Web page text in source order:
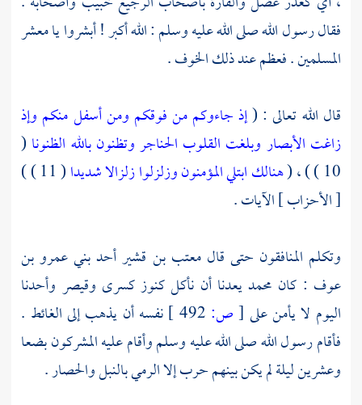
فقال رسول الله صلى الله عليه وسلم : الله أكبر ! أبشروا يا معشر
المسلمين . فعظم عند ذلك الخوف .
قال الله تعالى : (إذ جاءوكم من فوقكم ومن أسفل منكم وإذ
زاغت الأبصار وبلغت القلوب الحناجر وتظنون بالله الظنونا (
10 ) ) ، (
هنالك ابتلي المؤمنون وزلزلوا زلزالا شديدا
( 11 ) )
[ الأحزاب ] الآيات .
وتكلم المنافقون حتى قالمعتب بن قشيرأحدبني عمرو بن
عوف : كان محمديعدنا أن نأكل كنوزكسرى وقيصر وأحدنا
اليوم لا يأمن على [ص:
نفسه أن يذهب إلى الغائط .
فأقام رسول الله صلى الله عليه وسلم وأقام عليه المشركون بضعا
وعشرين ليلة لم يكن بينهم حرب إلا الرمي بالنبل والحصار .